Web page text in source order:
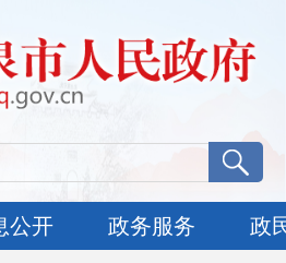
公开 政务服务 政